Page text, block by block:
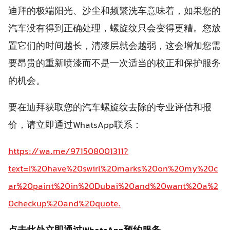
迪拜的极端阳光、沙尘和频繁洗车意味着，如果您的
汽车没有得到正确处理，螺旋纹只会变得更糟。您放
置它们的时间越长，清漆层就会越弱，这会增加您需
要昂贵的重新喷漆而不是一次适当的校正和保护服务
的机会。
要在迪拜获取您的汽车螺旋纹去除的专业评估和报
价，请立即通过WhatsApp联系：
https://wa.me/971508001311?
text=I%20have%20swirl%20marks%20on%20my%20c
ar%20paint%20in%20Dubai%20and%20want%20a%2
0checkup%20and%20quote.